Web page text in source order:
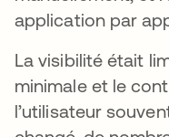
application par
La visibilité était
minimale et le
l’utilisateur